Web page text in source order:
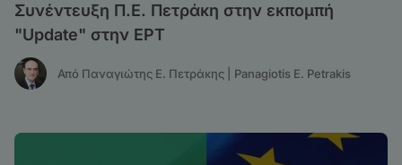
Συνέντευξη Π.Ε. Πετράκη στην εκπομπή
"Update" στην ΕΡΤ
Από Παναγιώτης Ε. Πετράκης | Panagiotis E. Petrakis